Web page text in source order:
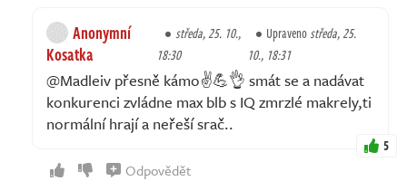
Anonymní
Kosatka
středa, 25. 10.,
18:30
Upravenostředa, 25.
10., 18:31
@Madleiv přesně kámo✌️💪👌 smát se a nadávat
konkurenci zvládne max blb s IQ zmrzlé makrely,ti
normální hrají a neřeší srač..
5
Odpovědět